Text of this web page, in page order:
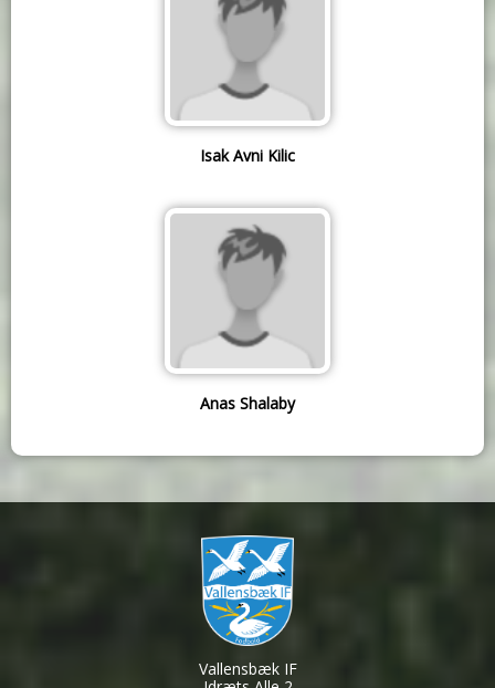
Isak Avni Kilic
Anas Shalaby
Vallensbæk IF